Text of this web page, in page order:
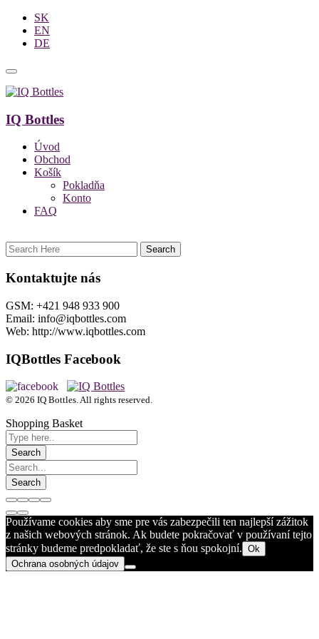
SK
EN
DE
IQ Bottles
Úvod
Obchod
Košík
Pokladňa
Konto
FAQ
Kontaktujte nás
GSM: +421 948 933 900
Email: info@iqbottles.com
Web: http://www.iqbottles.com
IQBottles Facebook
© 2026 IQ Bottles. All rights reserved.
Shopping Basket
Používame cookies aby sme pre vás zabezpečili ten najlepší zážitok
z našich webových stránok. Ak budete pokračovať v používaní tejto
stránky budeme predpokladať, že ste s ňou spokojní. Ok
Ochrana osobných údajov